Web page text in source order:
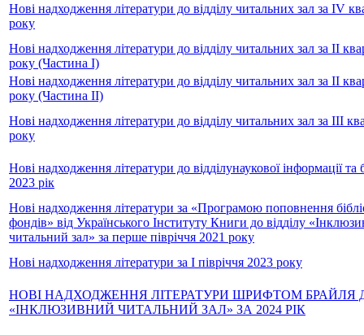
Нові надходження літератури до відділу читальних зал за IV
року
Нові надходження літератури до відділу читальних зал за IІ
року (Частина І)
Нові надходження літератури до відділу читальних зал за IІ
року (Частина ІІ)
Нові надходження літератури до відділу читальних зал за ІІІ
року
Нові надходження літератури до відділунаукової інформації та
2023 рік
Нові надходження літератури за «Програмою поповнення
фондів» від Українського Інституту Книги до відділу
читальний зал» за перше півріччя 2021 року
Нові надходження літератури за І півріччя 2023 року
НОВІ НАДХОДЖЕННЯ ЛІТЕРАТУРИ ШРИФТОМ БРАЙЛЯ
«ІНКЛЮЗИВНИЙ ЧИТАЛЬНИЙ ЗАЛ» ЗА 2024 РІК